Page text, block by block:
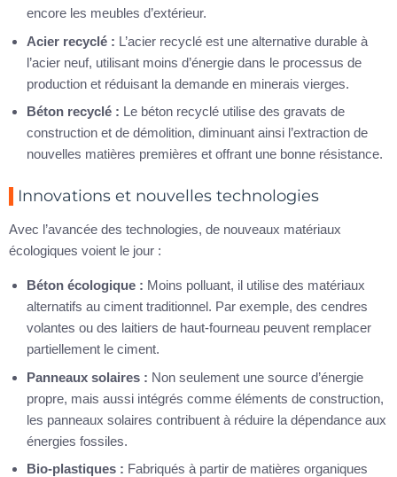
encore les meubles d’extérieur.
Acier recyclé : L’acier recyclé est une alternative durable à
l’acier neuf, utilisant moins d’énergie dans le processus de
production et réduisant la demande en minerais vierges.
Béton recyclé : Le béton recyclé utilise des gravats de
construction et de démolition, diminuant ainsi l’extraction de
nouvelles matières premières et offrant une bonne résistance.
Innovations et nouvelles technologies
Avec l’avancée des technologies, de nouveaux matériaux
écologiques voient le jour :
Béton écologique : Moins polluant, il utilise des matériaux
alternatifs au ciment traditionnel. Par exemple, des cendres
volantes ou des laitiers de haut-fourneau peuvent remplacer
partiellement le ciment.
Panneaux solaires : Non seulement une source d’énergie
propre, mais aussi intégrés comme éléments de construction,
les panneaux solaires contribuent à réduire la dépendance aux
énergies fossiles.
Bio-plastiques : Fabriqués à partir de matières organiques